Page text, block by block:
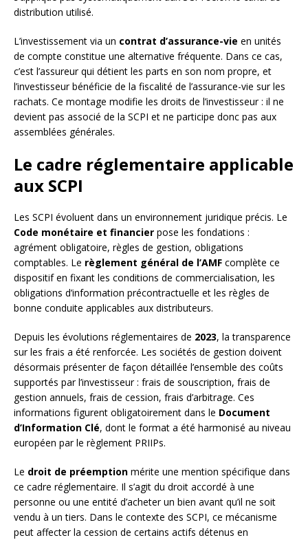
distribution utilisé.
L’investissement via un contrat d’assurance-vie en unités
de compte constitue une alternative fréquente. Dans ce cas,
c’est l’assureur qui détient les parts en son nom propre, et
l’investisseur bénéficie de la fiscalité de l’assurance-vie sur les
rachats. Ce montage modifie les droits de l’investisseur : il ne
devient pas associé de la SCPI et ne participe donc pas aux
assemblées générales.
Le cadre réglementaire applicable
aux SCPI
Les SCPI évoluent dans un environnement juridique précis. Le
Code monétaire et financier pose les fondations :
agrément obligatoire, règles de gestion, obligations
comptables. Le règlement général de l’AMF complète ce
dispositif en fixant les conditions de commercialisation, les
obligations d’information précontractuelle et les règles de
bonne conduite applicables aux distributeurs.
Depuis les évolutions réglementaires de 2023, la transparence
sur les frais a été renforcée. Les sociétés de gestion doivent
désormais présenter de façon détaillée l’ensemble des coûts
supportés par l’investisseur : frais de souscription, frais de
gestion annuels, frais de cession, frais d’arbitrage. Ces
informations figurent obligatoirement dans le Document
d’Information Clé, dont le format a été harmonisé au niveau
européen par le règlement PRIIPs.
Le droit de préemption mérite une mention spécifique dans
ce cadre réglementaire. Il s’agit du droit accordé à une
personne ou une entité d’acheter un bien avant qu’il ne soit
vendu à un tiers. Dans le contexte des SCPI, ce mécanisme
peut affecter la cession de certains actifs détenus en